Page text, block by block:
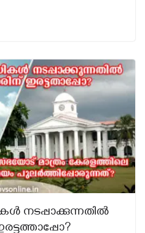
നടപ്പാക്കുന്നതിൽ